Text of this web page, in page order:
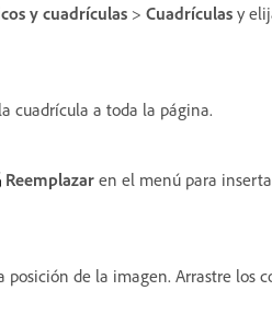
y cuadrículas > Cuadrículas y
cuadrícula a toda la página.
Reemplazar en el menú para
de la imagen. Arrastre los